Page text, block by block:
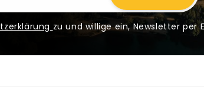
zu und willige ein, Newsletter per